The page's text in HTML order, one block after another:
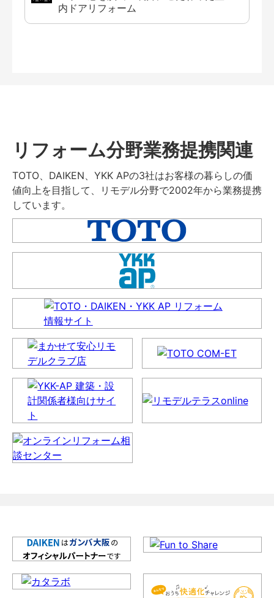
内ドアリフォーム
リフォーム分野業務提携関連
TOTO、DAIKEN、YKK APの3社はお客様の暮らしの価
値向上を目指して、リモデル分野で2002年から業務提携
しています。